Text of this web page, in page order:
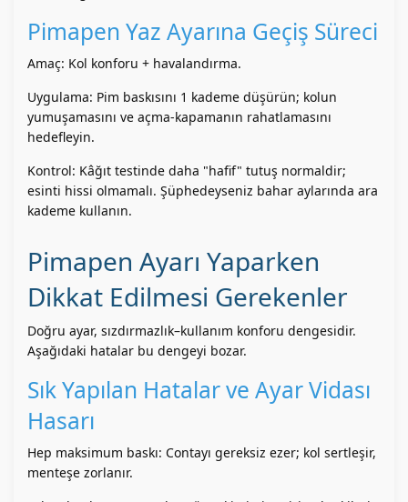
Pimapen Yaz Ayarına Geçiş Süreci
Amaç: Kol konforu + havalandırma.
Uygulama: Pim baskısını 1 kademe düşürün; kolun
yumuşamasını ve açma-kapamanın rahatlamasını
hedefleyin.
Kontrol: Kâğıt testinde daha "hafif" tutuş normaldir;
esinti hissi olmamalı. Şüphedeyseniz bahar aylarında ara
kademe kullanın.
Pimapen Ayarı Yaparken
Dikkat Edilmesi Gerekenler
Doğru ayar, sızdırmazlık–kullanım konforu dengesidir.
Aşağıdaki hatalar bu dengeyi bozar.
Sık Yapılan Hatalar ve Ayar Vidası
Hasarı
Hep maksimum baskı: Contayı gereksiz ezer; kol sertleşir,
menteşe zorlanır.